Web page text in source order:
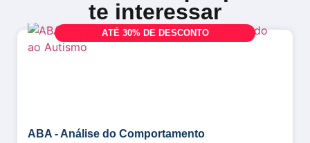
te interessar
ATÉ 30% DE DESCONTO
ABA - Análise do Comportamento